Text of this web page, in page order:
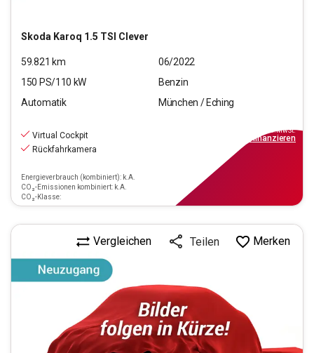
Skoda Karoq 1.5 TSI Clever
59.821 km
06/2022
150 PS/110 kW
Benzin
Automatik
München / Eching
Virtual Cockpit
Rückfahrkamera
Energieverbrauch (kombiniert): k.A.
CO₂-Emissionen kombiniert: k.A.
CO₂-Klasse:
inkl.MwSt.
finanzieren
Vergleichen Teilen Merken